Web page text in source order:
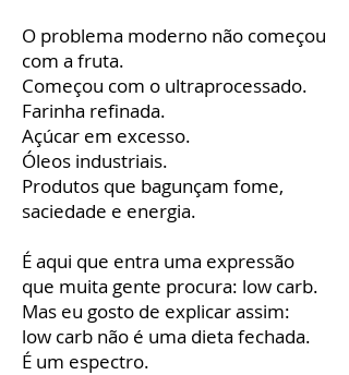
O problema moderno não começou
com a fruta.
Começou com o ultraprocessado.
Farinha refinada.
Açúcar em excesso.
Óleos industriais.
Produtos que bagunçam fome,
saciedade e energia.
É aqui que entra uma expressão
que muita gente procura: low carb.
Mas eu gosto de explicar assim:
low carb não é uma dieta fechada.
É um espectro.